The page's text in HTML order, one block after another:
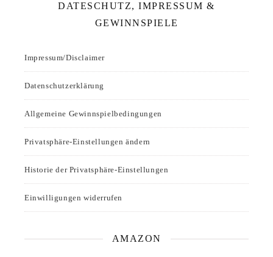
DATESCHUTZ, IMPRESSUM &
GEWINNSPIELE
Impressum/Disclaimer
Datenschutzerklärung
Allgemeine Gewinnspielbedingungen
Privatsphäre-Einstellungen ändern
Historie der Privatsphäre-Einstellungen
Einwilligungen widerrufen
AMAZON